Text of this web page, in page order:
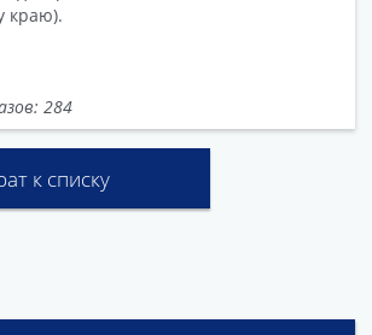
краю).
284
к списку